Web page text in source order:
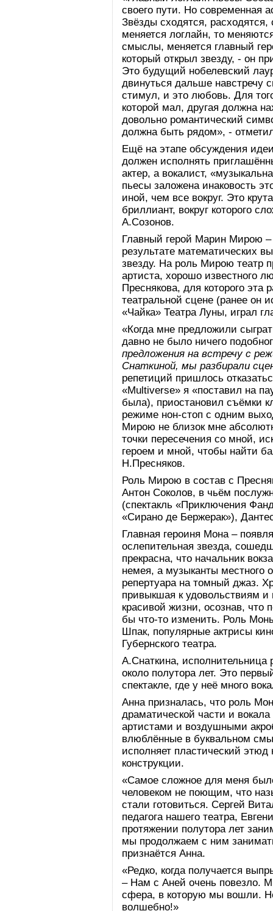
своего пути. Но современная
Звёзды сходятся,
меняется логлайн, то
смыслы, меняется главный
который открыл звезду, - он
Это будущий нобелевский
двинуться дальше навстречу
стимул, и это любовь. Для
которой мал, другая должна
довольно романтический
должна быть рядом», -
Ещё на этапе обсуждения
должен исполнять
актер, а вокалист,
пьесы заложена инаковость
иной, чем все вокруг. Это
бриллиант, вокруг которого
А.Созонов.
Главный герой Марин Мирою
результате математических
звезду. На роль Мирою театр
артиста, хорошо известного
Преснякова, для которого эта
театральной сцене (ранее он
«Чайка» Театра Луны, играл
«Когда мне предложили
давно не было ничего
предложения на встречу с
Снаткиной, мы разбирали
репетиций пришлось
«Multiverse» я «поставил на
была), приостановил съёмки
режиме нон-стоп с одним
Мирою не близок мне
точки пересечения со мной,
героем и мной, чтобы найти
Н.Пресняков.
Роль Мирою в состав с
Антон Соколов, в чьём
(спектакль «Приключения
«Сирано де Бержерак»),
Главная героиня Мона –
ослепительная звезда,
прекрасна, что начальник
немея, а музыканты местного
репертуара на томный джаз.
привыкшая к удовольствиям
красивой жизни, осознав, что
бы что-то изменить. Роль
Шпак, популярные актрисы
Губернского театра.
А.Снаткина, исполнительница
около полутора лет. Это
спектакле, где у неё много
Анна призналась, что роль
драматической части и
артистами и воздушными
влюблённые в буквальном
исполняет пластический
конструкции.
«Самое сложное для меня
человеком не поющим, что
стали готовиться. Сергей
педагога нашего театра,
протяжении полутора лет
мы продолжаем с ним
признаётся Анна.
«Редко, когда получается
– Нам с Аней очень повезло.
сфера, в которую мы вошли.
волшебно!»